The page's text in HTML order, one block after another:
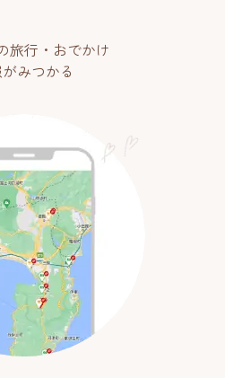
旅行・おでかけ
みつかる